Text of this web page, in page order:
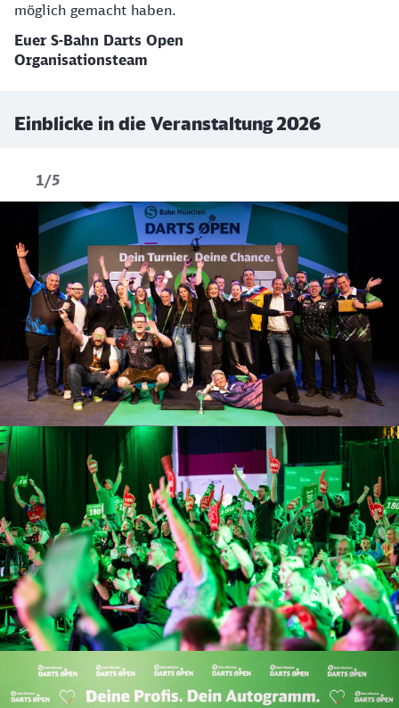
möglich gemacht haben.
Euer S‑Bahn Darts Open
Organisationsteam
Einblicke in die Veranstaltung 2026
1/5